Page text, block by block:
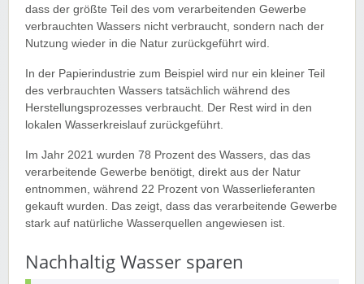
dass der größte Teil des vom verarbeitenden Gewerbe
verbrauchten Wassers nicht verbraucht, sondern nach der
Nutzung wieder in die Natur zurückgeführt wird.
In der Papierindustrie zum Beispiel wird nur ein kleiner Teil
des verbrauchten Wassers tatsächlich während des
Herstellungsprozesses verbraucht. Der Rest wird in den
lokalen Wasserkreislauf zurückgeführt.
Im Jahr 2021 wurden 78 Prozent des Wassers, das das
verarbeitende Gewerbe benötigt, direkt aus der Natur
entnommen, während 22 Prozent von Wasserlieferanten
gekauft wurden. Das zeigt, dass das verarbeitende Gewerbe
stark auf natürliche Wasserquellen angewiesen ist.
Nachhaltig Wasser sparen